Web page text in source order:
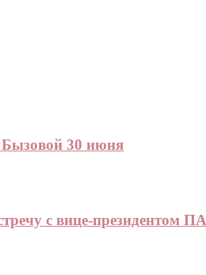
Бызовой 30 июня
с вице-президентом